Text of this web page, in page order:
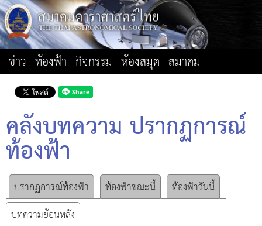
ข่าว ท้องฟ้า กิจกรรม ห้องสมุด สมาคม
คลังบทความ ปรากฏการณ์
ท้องฟ้า
ปรากฏการณ์ท้องฟ้า ท้องฟ้าขณะนี้
ท้องฟ้าวันนี้
บทความย้อนหลัง